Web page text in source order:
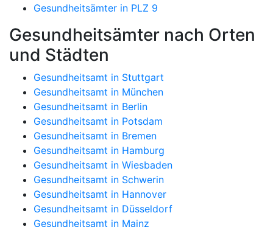
Gesundheitsämter in PLZ 9
Gesundheitsämter nach Orten
und Städten
Gesundheitsamt in Stuttgart
Gesundheitsamt in München
Gesundheitsamt in Berlin
Gesundheitsamt in Potsdam
Gesundheitsamt in Bremen
Gesundheitsamt in Hamburg
Gesundheitsamt in Wiesbaden
Gesundheitsamt in Schwerin
Gesundheitsamt in Hannover
Gesundheitsamt in Düsseldorf
Gesundheitsamt in Mainz